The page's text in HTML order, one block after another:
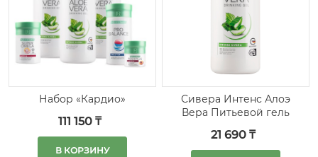
Набор «Кардио»
111 150 ₸
В КОРЗИНУ
Сивера Интенс Алоэ
Вера Питьевой гель
21 690 ₸